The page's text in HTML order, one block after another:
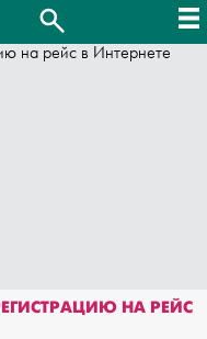
НА РЕЙС